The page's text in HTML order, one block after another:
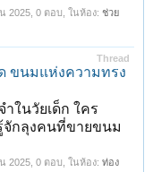
2025 , 0 ตอบ, ในห้อง: ช่วย
Thread
ขนมแห่งความทรง
ในวัยเด็ก ใคร
จักลุงคนที่ขายขนม
2025 , 0 ตอบ, ในห้อง: ท่อง